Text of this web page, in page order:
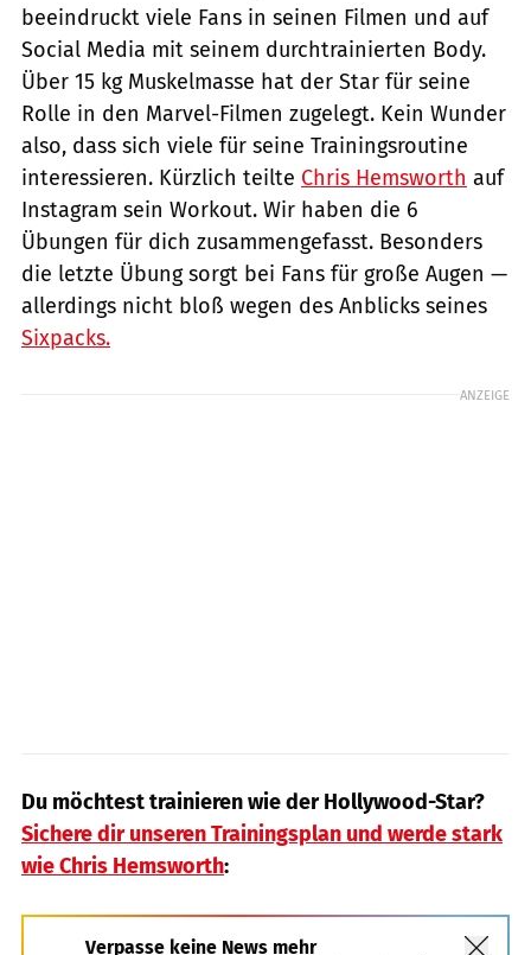
beeindruckt viele Fans in seinen Filmen und auf
Social Media mit seinem durchtrainierten Body.
Über 15 kg Muskelmasse hat der Star für seine
Rolle in den Marvel-Filmen zugelegt. Kein Wunder
also, dass sich viele für seine Trainingsroutine
interessieren. Kürzlich teilte Chris Hemsworth auf
Instagram sein Workout. Wir haben die 6
Übungen für dich zusammengefasst. Besonders
die letzte Übung sorgt bei Fans für große Augen —
allerdings nicht bloß wegen des Anblicks seines
Sixpacks.
ANZEIGE
Du möchtest trainieren wie der Hollywood-Star?
Sichere dir unseren Trainingsplan und werde stark
wie Chris Hemsworth:
Verpasse keine News mehr